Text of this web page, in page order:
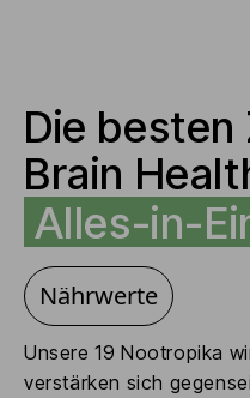
Die
Brain
Alles-in-
Nährwerte
Unsere 19 Nootropika
verstärken sich